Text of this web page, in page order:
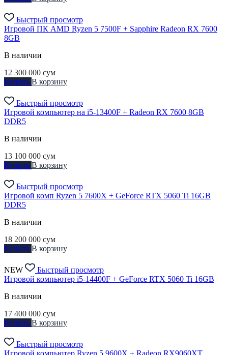
Быстрый просмотр
Игровой ПК AMD Ryzen 5 7500F + Sapphire Radeon RX 7600
8GB
В наличии
12 300 000 сум
Купить В корзину
Быстрый просмотр
Игровой компьютер на i5-13400F + Radeon RX 7600 8GB
DDR5
В наличии
13 100 000 сум
Купить В корзину
Быстрый просмотр
Игровой комп Ryzen 5 7600X + GeForce RTX 5060 Ti 16GB
DDR5
В наличии
18 200 000 сум
Купить В корзину
NEW
Быстрый просмотр
Игровой компьютер i5-14400F + GeForce RTX 5060 Ti 16GB
В наличии
17 400 000 сум
Купить В корзину
Быстрый просмотр
Игровой компьютер Ryzen 5 9600X + Radeon RX9060XT